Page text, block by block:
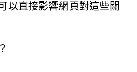
以直接影響網頁對這些關